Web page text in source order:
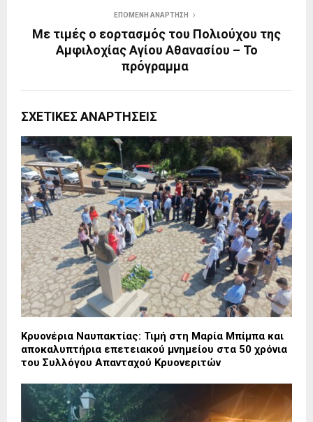
ΕΠΌΜΕΝΗ ΑΝΆΡΤΗΣΗ
Με τιμές ο εορτασμός του Πολιούχου της
Αμφιλοχίας Αγίου Αθανασίου – Το
πρόγραμμα
ΣΧΕΤΙΚΈΣ ΑΝΑΡΤΉΣΕΙΣ
Κρυονέρια Ναυπακτίας: Τιμή στη Μαρία Μπίμπα και
αποκαλυπτήρια επετειακού μνημείου στα 50 χρόνια
του Συλλόγου Απανταχού Κρυονεριτών